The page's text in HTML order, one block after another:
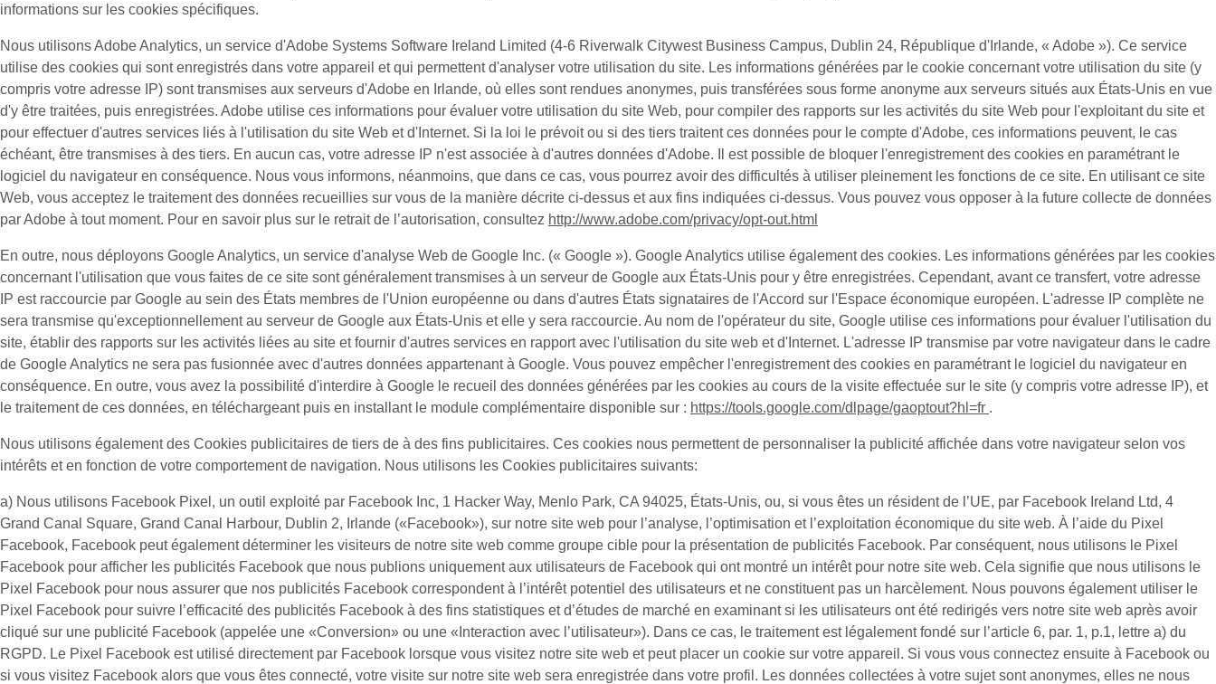
informations sur les cookies spécifiques.
Nous utilisons Adobe Analytics, un service d'Adobe Systems Software Ireland Limited (4-6 Riverwalk Citywest Business Campus, Dublin 24, République d'Irlande, « Adobe »). Ce service
utilise des cookies qui sont enregistrés dans votre appareil et qui permettent d'analyser votre utilisation du site. Les informations générées par le cookie concernant votre utilisation du site (y
compris votre adresse IP) sont transmises aux serveurs d'Adobe en Irlande, où elles sont rendues anonymes, puis transférées sous forme anonyme aux serveurs situés aux États-Unis en vue
d'y être traitées, puis enregistrées. Adobe utilise ces informations pour évaluer votre utilisation du site Web, pour compiler des rapports sur les activités du site Web pour l'exploitant du site et
pour effectuer d'autres services liés à l'utilisation du site Web et d'Internet. Si la loi le prévoit ou si des tiers traitent ces données pour le compte d'Adobe, ces informations peuvent, le cas
échéant, être transmises à des tiers. En aucun cas, votre adresse IP n'est associée à d'autres données d'Adobe. Il est possible de bloquer l'enregistrement des cookies en paramétrant le
logiciel du navigateur en conséquence. Nous vous informons, néanmoins, que dans ce cas, vous pourrez avoir des difficultés à utiliser pleinement les fonctions de ce site. En utilisant ce site
Web, vous acceptez le traitement des données recueillies sur vous de la manière décrite ci-dessus et aux fins indiquées ci-dessus. Vous pouvez vous opposer à la future collecte de données
par Adobe à tout moment. Pour en savoir plus sur le retrait de l’autorisation, consultez http://www.adobe.com/privacy/opt-out.html
En outre, nous déployons Google Analytics, un service d'analyse Web de Google Inc. (« Google »). Google Analytics utilise également des cookies. Les informations générées par les cookies
concernant l'utilisation que vous faites de ce site sont généralement transmises à un serveur de Google aux États-Unis pour y être enregistrées. Cependant, avant ce transfert, votre adresse
IP est raccourcie par Google au sein des États membres de l'Union européenne ou dans d'autres États signataires de l'Accord sur l'Espace économique européen. L'adresse IP complète ne
sera transmise qu'exceptionnellement au serveur de Google aux États-Unis et elle y sera raccourcie. Au nom de l'opérateur du site, Google utilise ces informations pour évaluer l'utilisation du
site, établir des rapports sur les activités liées au site et fournir d'autres services en rapport avec l'utilisation du site web et d'Internet. L'adresse IP transmise par votre navigateur dans le cadre
de Google Analytics ne sera pas fusionnée avec d'autres données appartenant à Google. Vous pouvez empêcher l'enregistrement des cookies en paramétrant le logiciel du navigateur en
conséquence. En outre, vous avez la possibilité d'interdire à Google le recueil des données générées par les cookies au cours de la visite effectuée sur le site (y compris votre adresse IP), et
le traitement de ces données, en téléchargeant puis en installant le module complémentaire disponible sur : https://tools.google.com/dlpage/gaoptout?hl=fr .
Nous utilisons également des Cookies publicitaires de tiers de à des fins publicitaires. Ces cookies nous permettent de personnaliser la publicité affichée dans votre navigateur selon vos
intérêts et en fonction de votre comportement de navigation. Nous utilisons les Cookies publicitaires suivants:
a) Nous utilisons Facebook Pixel , un outil exploité par Facebook Inc, 1 Hacker Way, Menlo Park, CA 94025, États-Unis, ou, si vous êtes un résident de l’UE, par Facebook Ireland Ltd, 4
Grand Canal Square, Grand Canal Harbour, Dublin 2, Irlande («Facebook»), sur notre site web pour l’analyse, l’optimisation et l’exploitation économique du site web. À l’aide du Pixel
Facebook, Facebook peut également déterminer les visiteurs de notre site web comme groupe cible pour la présentation de publicités Facebook. Par conséquent, nous utilisons le Pixel
Facebook pour afficher les publicités Facebook que nous publions uniquement aux utilisateurs de Facebook qui ont montré un intérêt pour notre site web. Cela signifie que nous utilisons le
Pixel Facebook pour nous assurer que nos publicités Facebook correspondent à l’intérêt potentiel des utilisateurs et ne constituent pas un harcèlement. Nous pouvons également utiliser le
Pixel Facebook pour suivre l’efficacité des publicités Facebook à des fins statistiques et d’études de marché en examinant si les utilisateurs ont été redirigés vers notre site web après avoir
cliqué sur une publicité Facebook (appelée une «Conversion» ou une « Interaction avec l’utilisateur»). Dans ce cas, le traitement est légalement fondé sur l’article 6, par. 1, p.1, lettre a) du
RGPD. Le Pixel Facebook est utilisé directement par Facebook lorsque vous visitez notre site web et peut placer un cookie sur votre appareil. Si vous vous connectez ensuite à Facebook ou
si vous visitez Facebook alors que vous êtes connecté, votre visite sur notre site web sera enregistrée dans votre profil. Les données collectées à votre sujet sont anonymes, elles ne nous